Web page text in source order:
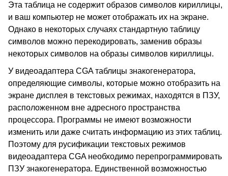
Эта таблица не содержит образов символов кириллицы,
и ваш компьютер не может отображать их на экране.
Однако в некоторых случаях стандартную таблицу
символов можно перекодировать, заменив образы
некоторых символов на образы символов кириллицы.
У видеоадаптера CGA таблицы знакогенератора,
определяющие символы, которые можно отобразить на
экране дисплея в текстовых режимах, находятся в ПЗУ,
расположенном вне адресного пространства
процессора. Программы не имеют возможности
изменить или даже считать информацию из этих таблиц.
Поэтому для русификации текстовых режимов
видеоадаптера CGA необходимо перепрограммировать
ПЗУ знакогенератора. Единственной возможностью